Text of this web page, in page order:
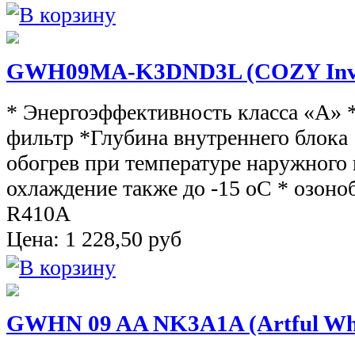
GWH09MA-K3DND3L (COZY
* Энергоэффективность класса «А»
фильтр *Глубина внутреннего
обогрев при температуре
охлаждение также до -15 oС *
R410A
Цена: 1 228,50 руб
GWHN 09 AA NK3A1A (Artful